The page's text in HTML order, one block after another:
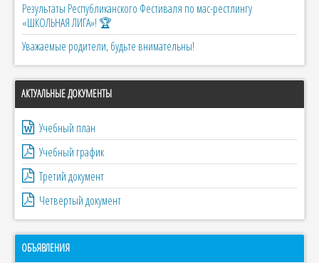
Результаты Республиканского Фестиваля по мас-рестлингу
«ШКОЛЬНАЯ ЛИГА»! 🏆
Уважаемые родители, будьте внимательны!
АКТУАЛЬНЫЕ ДОКУМЕНТЫ
Учебный план
Учебный график
Третий документ
Четвертый документ
ОБЪЯВЛЕНИЯ